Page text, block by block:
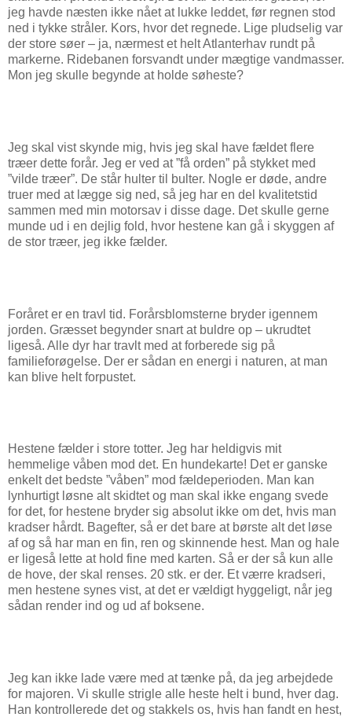
jeg havde næsten ikke nået at lukke leddet, før regnen stod
ned i tykke stråler. Kors, hvor det regnede. Lige pludselig var
der store søer – ja, nærmest et helt Atlanterhav rundt på
markerne. Ridebanen forsvandt under mægtige vandmasser.
Mon jeg skulle begynde at holde søheste?
Jeg skal vist skynde mig, hvis jeg skal have fældet flere
træer dette forår. Jeg er ved at ”få orden” på stykket med
”vilde træer”. De står hulter til bulter. Nogle er døde, andre
truer med at lægge sig ned, så jeg har en del kvalitetstid
sammen med min motorsav i disse dage. Det skulle gerne
munde ud i en dejlig fold, hvor hestene kan gå i skyggen af
de stor træer, jeg ikke fælder.
Foråret er en travl tid. Forårsblomsterne bryder igennem
jorden. Græsset begynder snart at buldre op – ukrudtet
ligeså. Alle dyr har travlt med at forberede sig på
familieforøgelse. Der er sådan en energi i naturen, at man
kan blive helt forpustet.
Hestene fælder i store totter. Jeg har heldigvis mit
hemmelige våben mod det. En hundekarte! Det er ganske
enkelt det bedste ”våben” mod fældeperioden. Man kan
lynhurtigt løsne alt skidtet og man skal ikke engang svede
for det, for hestene bryder sig absolut ikke om det, hvis man
kradser hårdt. Bagefter, så er det bare at børste alt det løse
af og så har man en fin, ren og skinnende hest. Man og hale
er ligeså lette at hold fine med karten. Så er der så kun alle
de hove, der skal renses. 20 stk. er der. Et værre kradseri,
men hestene synes vist, at det er vældigt hyggeligt, når jeg
sådan render ind og ud af boksene.
Jeg kan ikke lade være med at tænke på, da jeg arbejdede
for majoren. Vi skulle strigle alle heste helt i bund, hver dag.
Han kontrollerede det og stakkels os, hvis han fandt en hest,